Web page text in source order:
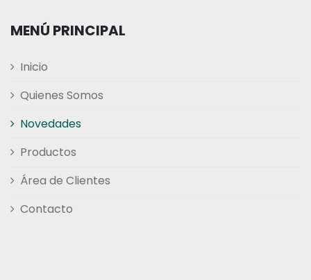
MENÚ PRINCIPAL
Inicio
Quienes Somos
Novedades
Productos
Área de Clientes
Contacto